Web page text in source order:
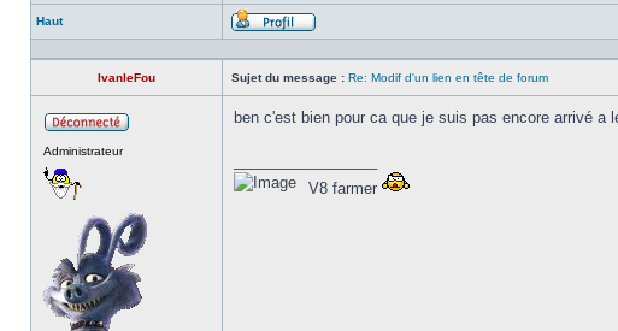
Haut
Profil
IvanleFou Sujet du message : Re: Modif d'un lien en tête de forum
Administrateur
ben c'est bien pour ca que je suis pas encore arrivé
V8 farmer